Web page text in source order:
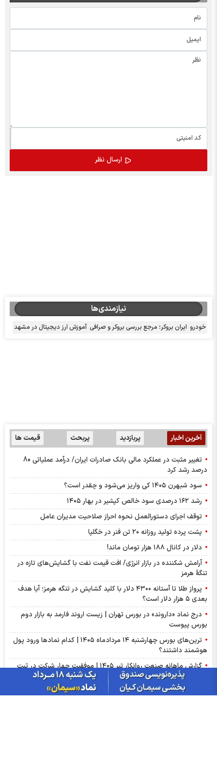
نیازمندی‌ها
آخرین اخبار پربازدید پربحث قیمت ها
تغییر مثبت در عملکرد مالی بانک صادرات ایران/ درآمد عملیاتی 80
درصد رشد کرد
سود شبهرن ۱۴۰۵ کی واریز می‌شود و چقدر است؟
رشد ۱۶۲ درصدی سود خالص کپشیر در بهار ۱۴۰۵
توقف اجرای دستورالعمل نحوه احراز صلاحیت مدیران عامل
پشت پرده تولید روزانه ۲۰ تن فنر در خگلپا
دلار در کانال ۱۸۸ هزار تومان ماند!
آرامش شکننده در بازار انرژی/ افت قیمت نفت با گشایش‌های تازه در
تنگۀ هرمز
پرواز طلا تا آستانه ۴۳۰۰ دلار با کلید گشایش در تنگه هرمز؛ آیا هدف
بعدی ۵ هزار دلار است؟
درج نماد «داروند» در بورس تهران | زیست اروند فارمد به بازار دوم
بورس پیوست
ترین‌های بورس چهارشنبه ۱۴ مردادماه ۱۴۰۵ | کدام نماد‌ها ورود پول
هوشمند داشتند؟
گزارش ماهانه صنعت روانکار تیر ۱۴۰۵ | موفقیت چهار شرکت در ثبت
رکورد تاریخی